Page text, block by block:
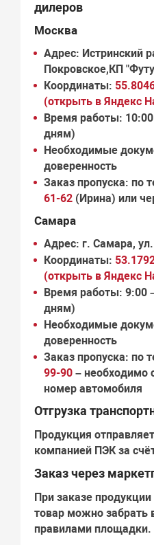
дилеров
Москва
Адрес: Истринский
Покровское,КП
Координаты:
(открыть в Яндекс
Время работы:
дням)
Необходимые
доверенность
Заказ пропуска: по
61-62 (Ирина) или
Самара
Адрес: г. Самара,
Координаты:
(открыть в Яндекс
Время работы: 9:00
дням)
Необходимые
доверенность
Заказ пропуска: по
99-90 – необходимо
номер автомобиля
Отгрузка
Продукция
компанией ПЭКза
Заказ через
При заказе
товар можно забрать
правилами площадки.